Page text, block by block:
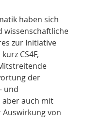
haben sich
wissenschaftliche
zur Initiative
kurz CS4F,
der
und
aber auch mit
von